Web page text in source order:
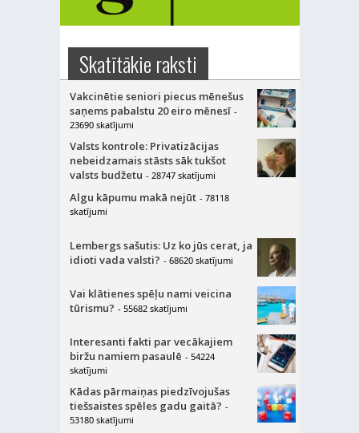
Skatītākie raksti
Vakcinētie seniori piecus mēnešus
saņems pabalstu 20 eiro mēnesī -
23690 skatījumi
Valsts kontrole: Privatizācijas
nebeidzamais stāsts sāk tukšot
valsts budžetu - 28747 skatījumi
Algu kāpumu makā nejūt - 78118
skatījumi
Lembergs sašutis: Uz ko jūs cerat, ja
idioti vada valsti? - 68620 skatījumi
Vai klātienes spēļu nami veicina
tūrismu? - 55682 skatījumi
Interesanti fakti par vecākajiem
biržu namiem pasaulē - 54224
skatījumi
Kādas pārmaiņas piedzīvojušas
tiešsaistes spēles gadu gaitā? -
53180 skatījumi